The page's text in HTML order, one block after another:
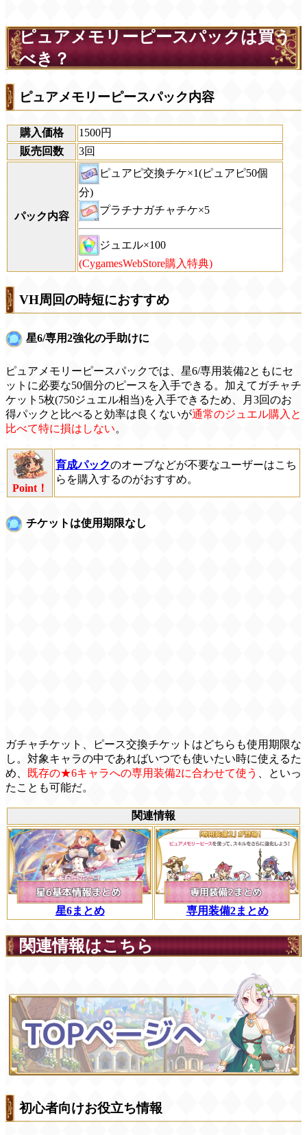
ピュアメモリーピースパックは買う
べき？
ピュアメモリーピースパック内容
購入価格
1500円
販売回数
3回
パック内容
ピュアピ交換チケ×1(ピュアピ50個
分)
プラチナガチャチケ×5
ジュエル×100
(CygamesWebStore購入特典)
VH周回の時短におすすめ
星6/専用2強化の手助けに
ピュアメモリーピースパックでは、星6/専用装備2ともにセ
ットに必要な50個分のピースを入手できる。加えてガチャチ
ケット5枚(750ジュエル相当)を入手できるため、月3回のお
得パックと比べると効率は良くないが通常のジュエル購入と
比べて特に損はしない。
Point！
育成パックのオーブなどが不要なユーザーはこち
らを購入するのがおすすめ。
チケットは使用期限なし
ガチャチケット、ピース交換チケットはどちらも使用期限な
し。対象キャラの中であればいつでも使いたい時に使えるた
め、
既存の★6キャラへの専用装備2に合わせて使う
、といっ
たことも可能だ。
関連情報
星6まとめ 専用装備2まとめ
関連情報はこちら
初心者向けお役立ち情報